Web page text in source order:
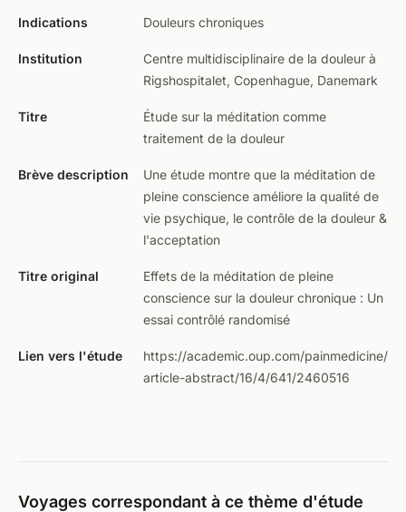
Indications Douleurs chroniques
Institution
Centre multidisciplinaire de la douleur à
Rigshospitalet, Copenhague, Danemark
Titre
Étude sur la méditation comme
traitement de la douleur
Brève description
Une étude montre que la méditation de
pleine conscience améliore la qualité de
vie psychique, le contrôle de la douleur &
l'acceptation
Titre original
Effets de la méditation de pleine
conscience sur la douleur chronique : Un
essai contrôlé randomisé
Lien vers l'étude
https://academic.oup.com/painmedicine/
article-abstract/16/4/641/2460516
Voyages correspondant à ce thème d'étude